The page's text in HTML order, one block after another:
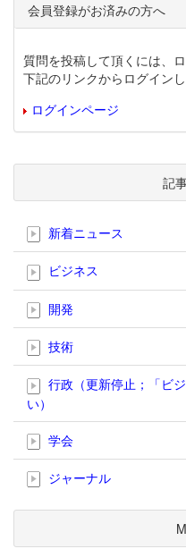
会員登録がお済みの方へ
質問を投稿して頂くには、
下記のリンクからログインし
ログインページ
記
新着ニュース
ビジネス
開発
技術
行政（更新停止；「ビ
い）
学会
ジャーナル